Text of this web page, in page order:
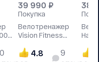
39 990 ₽
Покупка
Велотренажер
Vision Fitness
4.8
9
38